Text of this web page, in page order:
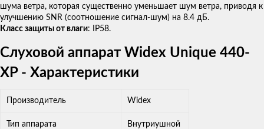
шума ветра, которая существенно уменьшает шум ветра, приводя к
улучшению SNR (соотношение сигнал-шум) на 8.4 дБ.
Класс защиты от влаги: IP58.
Слуховой аппарат Widex Unique 440-
XP - Характеристики
Производитель Widex
Тип аппарата Внутриушной